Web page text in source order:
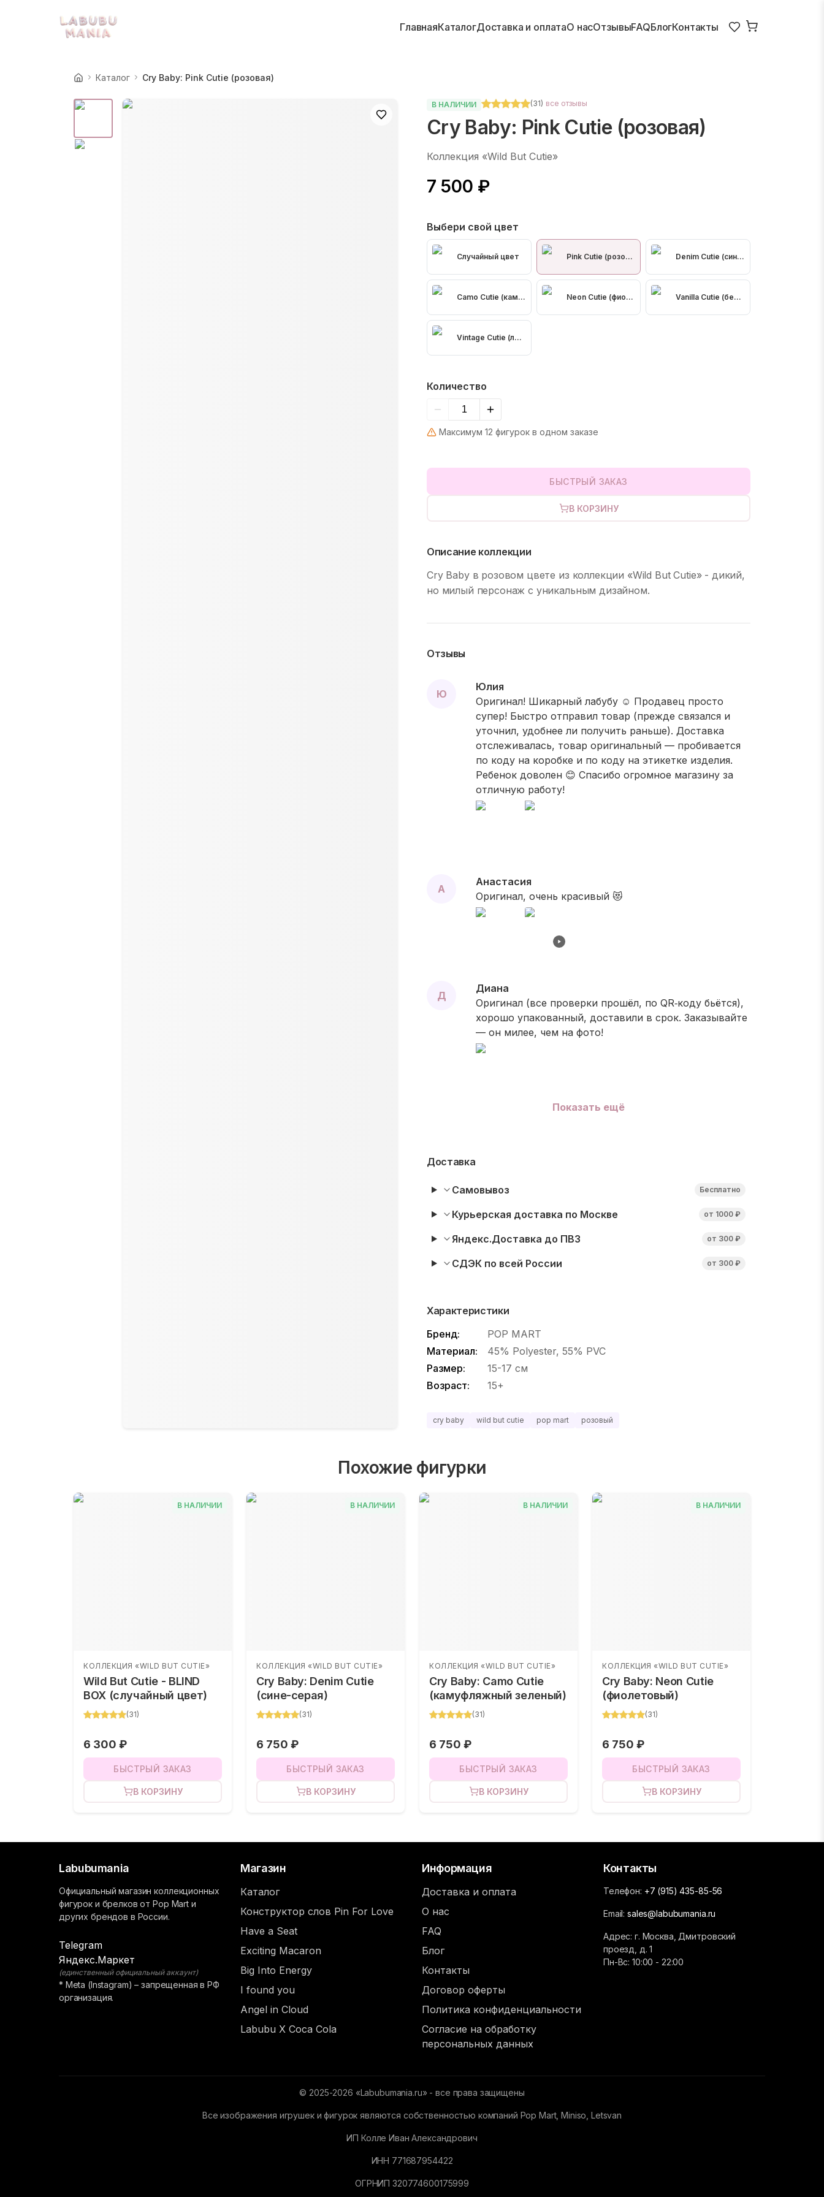
ГлавнаяКаталогДоставка и оплатаО насОтзывыFAQБлогКонтакты
Каталог Cry Baby: Pink Cutie (розовая)
В НАЛИЧИИ (31) все отзывы
Cry Baby: Pink Cutie (розовая)
Коллекция «Wild But Cutie»
7 500 ₽
Выбери свой цвет
Случайный цвет Pink Cutie (розовая) Denim Cutie (сине-серая)
Camo Cutie (камуфляжный зеленый)Neon Cutie (фиолетовый) Vanilla Cutie (белый)
Vintage Cutie (леопардовый)
Количество
Максимум 12 фигурок в одном заказе
БЫСТРЫЙ ЗАКАЗ
В КОРЗИНУ
Описание коллекции
Cry Baby в розовом цвете из коллекции «Wild But Cutie» - дикий,
но милый персонаж с уникальным дизайном.
Отзывы
Ю
Юлия
Оригинал! Шикарный лабубу ☺️ Продавец просто
супер! Быстро отправил товар (прежде связался и
уточнил, удобнее ли получить раньше). Доставка
отслеживалась, товар оригинальный — пробивается
по коду на коробке и по коду на этикетке изделия.
Ребенок доволен 😊 Спасибо огромное магазину за
отличную работу!
А
Анастасия
Оригинал, очень красивый 😻
Д
Диана
Оригинал (все проверки прошёл, по QR‑коду бьётся),
хорошо упакованный, доставили в срок. Заказывайте
— он милее, чем на фото!
Показать ещё
Доставка
Самовывоз Бесплатно
Курьерская доставка по Москве от 1000 ₽
Яндекс.Доставка до ПВЗ от 300 ₽
СДЭК по всей России от 300 ₽
Характеристики
Бренд:
POP MART
Материал:
45% Polyester, 55% PVC
Размер:
15-17 см
Возраст:
15+
cry baby wild but cutie pop mart розовый
Похожие фигурки
В НАЛИЧИИ
КОЛЛЕКЦИЯ «WILD BUT CUTIE»
Wild But Cutie - BLIND
BOX (случайный цвет)
(31)
6 300 ₽
БЫСТРЫЙ ЗАКАЗ
В КОРЗИНУ
В НАЛИЧИИ
КОЛЛЕКЦИЯ «WILD BUT CUTIE»
Cry Baby: Denim Cutie
(сине-серая)
(31)
6 750 ₽
БЫСТРЫЙ ЗАКАЗ
В КОРЗИНУ
В НАЛИЧИИ
КОЛЛЕКЦИЯ «WILD BUT CUTIE»
Cry Baby: Camo Cutie
(камуфляжный зеленый)
(31)
6 750 ₽
БЫСТРЫЙ ЗАКАЗ
В КОРЗИНУ
В НАЛИЧИИ
КОЛЛЕКЦИЯ «WILD BUT CUTIE»
Cry Baby: Neon Cutie
(фиолетовый)
(31)
6 750 ₽
БЫСТРЫЙ ЗАКАЗ
В КОРЗИНУ
Labubumania
Официальный магазин коллекционных
фигурок и брелков от Pop Mart и
других брендов в России.
Telegram
Яндекс.Маркет
(единственный официальный аккаунт)
* Meta (Instagram) – запрещенная в РФ
организация.
Магазин
Каталог
Конструктор слов Pin For Love
Have a Seat
Exciting Macaron
Big Into Energy
I found you
Angel in Cloud
Labubu X Coca Cola
Информация
Доставка и оплата
О нас
FAQ
Блог
Контакты
Договор оферты
Политика конфиденциальности
Согласие на обработку
персональных данных
Контакты
Телефон: +7 (915) 435-85-56
Email:sales@labubumania.ru
Адрес: г. Москва, Дмитровский
проезд, д. 1
Пн-Вс: 10:00 - 22:00
© 2025-2026 «Labubumania.ru» - все права защищены
Все изображения игрушек и фигурок являются собственностью компаний Pop Mart, Miniso, Letsvan
ИП Колле Иван Александрович
ИНН 771687954422
ОГРНИП 320774600175999